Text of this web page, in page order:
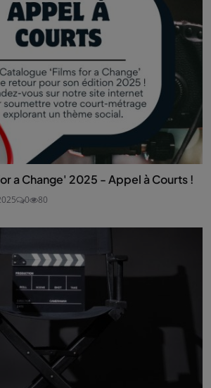
a Change' 2025 - Appel à Courts !
0 80